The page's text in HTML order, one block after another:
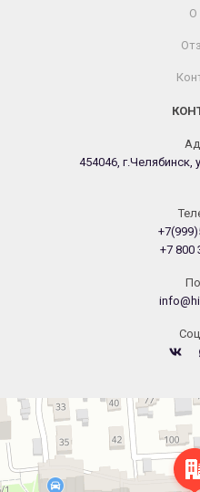
О
454046,
+7 800
Челябинск
Новороссийская улица, 122 —